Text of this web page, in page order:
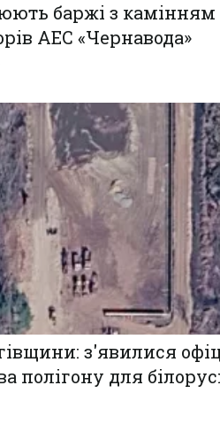
баржі з
АЕС «Чернавода»
з'явилися
полігону для